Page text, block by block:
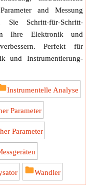
and Messung
Sie Schritt-für-Schritt-
Ihre Elektronik und
Perfekt für
und Instrumentierung-
Instrumentelle Analyse
Parameter
Parameter
Wandler